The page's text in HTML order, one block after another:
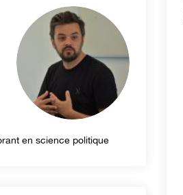
en science politique